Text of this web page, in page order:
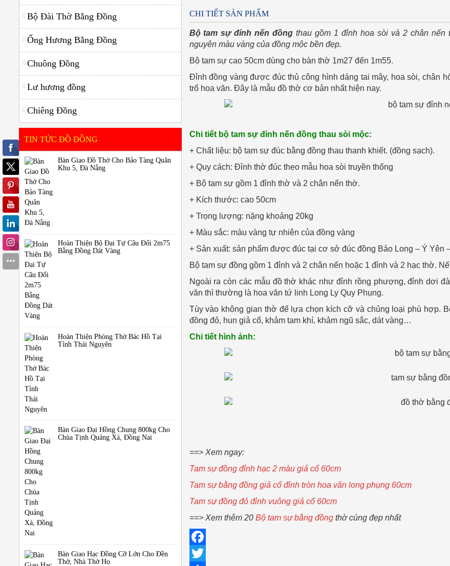
Chuông Đồng
Chiêng Đồng
CHI TIẾT SẢN PHẨM
Bộ tam sự đỉnh nến đồng thau gồm 1 đỉnh hoa sòi và 2 chân
nguyên màu vàng của đồng mộc bền đẹp.
Bộ tam sự cao 50cm dùng cho bàn thờ 1m27 đến 1m55.
Đỉnh đồng vàng được đúc thủ công hình dáng tai mây, hoa sòi, chân
trổ hoa văn. Đây là mẫu đồ thờ cơ bản nhất hiện nay.
Chi tiết bộ tam sự đỉnh nến đồng thau sòi mộc:
+ Chất liệu: bộ tam sự đúc bằng đồng thau thanh khiết. (đồng sạch).
+ Quy cách: Đỉnh thờ đúc theo mẫu hoa sòi truyền thống
+ Bộ tam sự gồm 1 đỉnh thờ và 2 chân nến thờ.
+ Kích thước: cao 50cm
+ Trọng lượng: nặng khoảng 20kg
+ Màu sắc: màu vàng tự nhiên của đồng vàng
+ Sản xuất: sản phẩm được đúc tại cơ sở đúc đồng Bảo Long – Ý Yên
Bộ tam sự đồng gồm 1 đỉnh và 2 chân nến hoặc 1 đỉnh và 2 hạc thờ.
Ngoài ra còn các mẫu đồ thờ khác như đỉnh rồng phượng, đỉnh dơi
văn thì thường là hoa văn tứ linh Long Ly Quy Phụng.
Tùy vào không gian thờ để lựa chọn kích cỡ và chủng loại phù hợp.
đồng đỏ, hun giả cổ, khảm tam khí, khảm ngũ sắc, dát vàng…
Chi tiết hình ảnh:
==> Xem ngay:
Tam sự đồng đỉnh hạc 2 màu giả cổ 60cm
Tam sự bằng đồng giả cổ đỉnh tròn hoa văn long phụng 60cm
Tam sự đồng đỏ đỉnh vuông giả cổ 60cm
==> Xem thêm 20 Bộ tam sự bằng đồngthờ cúng đẹp nhất
F
Bộ Đài Thờ Bằng Đồng
Ống Hương Bằng Đồng
Chuông Đồng
Lư hương đồng
Chiêng Đồng
TIN TỨC ĐỒ ĐỒNG
Bàn Giao Đồ Thờ Cho Bảo Tàng Quân
Khu 5, Đà Nẵng
Hoàn Thiện Bộ Đại Tự Câu Đối 2m75
Bằng Đồng Dát Vàng
Hoàn Thiện Phòng Thờ Bác Hồ Tại
Tỉnh Thái Nguyên
Bàn Giao Đại Hồng Chung 800kg Cho
Chùa Tịnh Quảng Xá, Đồng Nai
Bàn Giao Hạc Đồng Cỡ Lớn Cho Đền
Thờ, Nhà Thờ Họ